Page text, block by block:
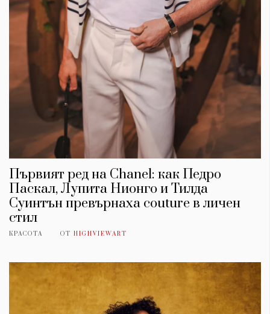
Първият ред на Chanel: как Педро
Паскал, Лупита Нионго и Тилда
Суинтън превърнаха couture в личен
стил
КРАСОТА ОТ HIGHVIEWART